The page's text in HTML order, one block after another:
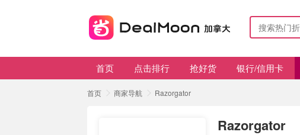
首页 点击排行 抢好货 银行/信用卡
首页 商家导航 Razorgator
Razorgator